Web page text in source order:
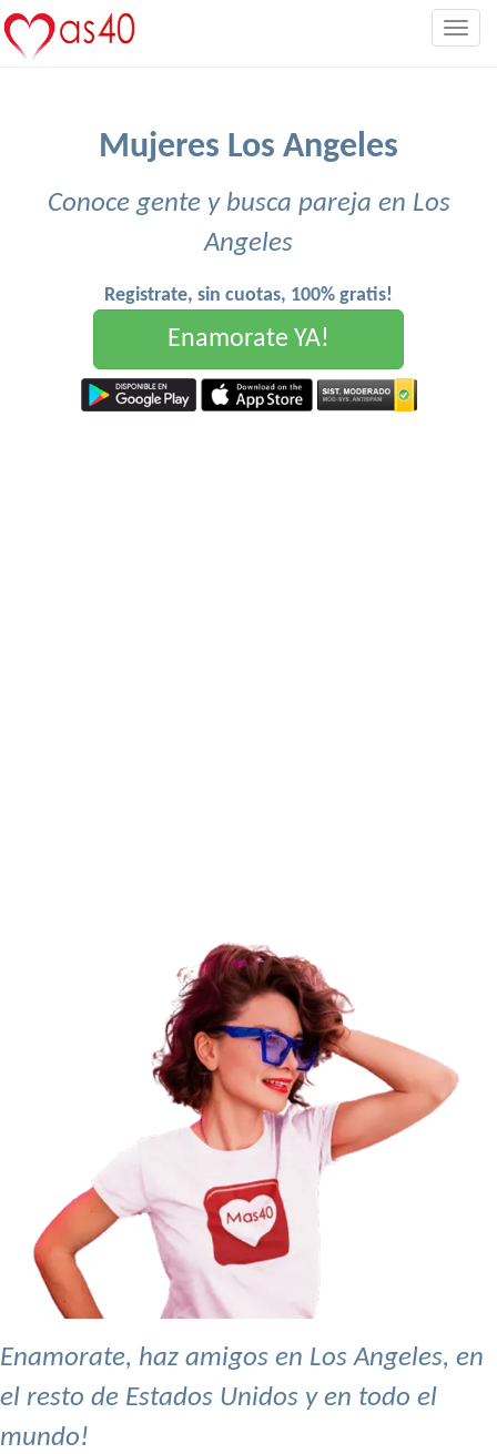
Mujeres Los Angeles
Conoce gente y busca pareja en Los
Angeles
Registrate, sin cuotas, 100% gratis!
Enamorate YA!
Enamorate, haz amigos en Los Angeles, en
el resto de Estados Unidos y en todo el
mundo!